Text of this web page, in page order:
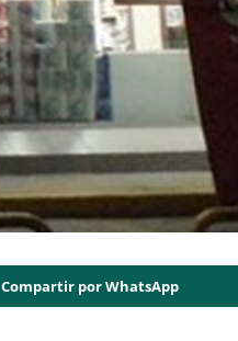
Compartir por WhatsApp